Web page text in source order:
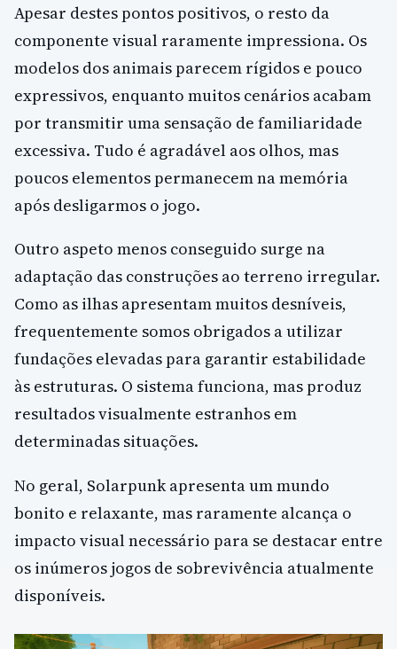
Apesar destes pontos positivos, o resto da
componente visual raramente impressiona. Os
modelos dos animais parecem rígidos e pouco
expressivos, enquanto muitos cenários acabam
por transmitir uma sensação de familiaridade
excessiva. Tudo é agradável aos olhos, mas
poucos elementos permanecem na memória
após desligarmos o jogo.
Outro aspeto menos conseguido surge na
adaptação das construções ao terreno irregular.
Como as ilhas apresentam muitos desníveis,
frequentemente somos obrigados a utilizar
fundações elevadas para garantir estabilidade
às estruturas. O sistema funciona, mas produz
resultados visualmente estranhos em
determinadas situações.
No geral, Solarpunk apresenta um mundo
bonito e relaxante, mas raramente alcança o
impacto visual necessário para se destacar entre
os inúmeros jogos de sobrevivência atualmente
disponíveis.